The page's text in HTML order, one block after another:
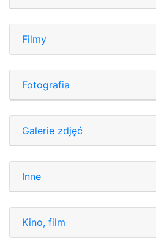
Filmy
Fotografia
Galerie zdjęć
Inne
Kino, film